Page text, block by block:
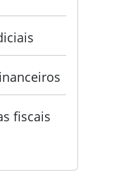
fiscais